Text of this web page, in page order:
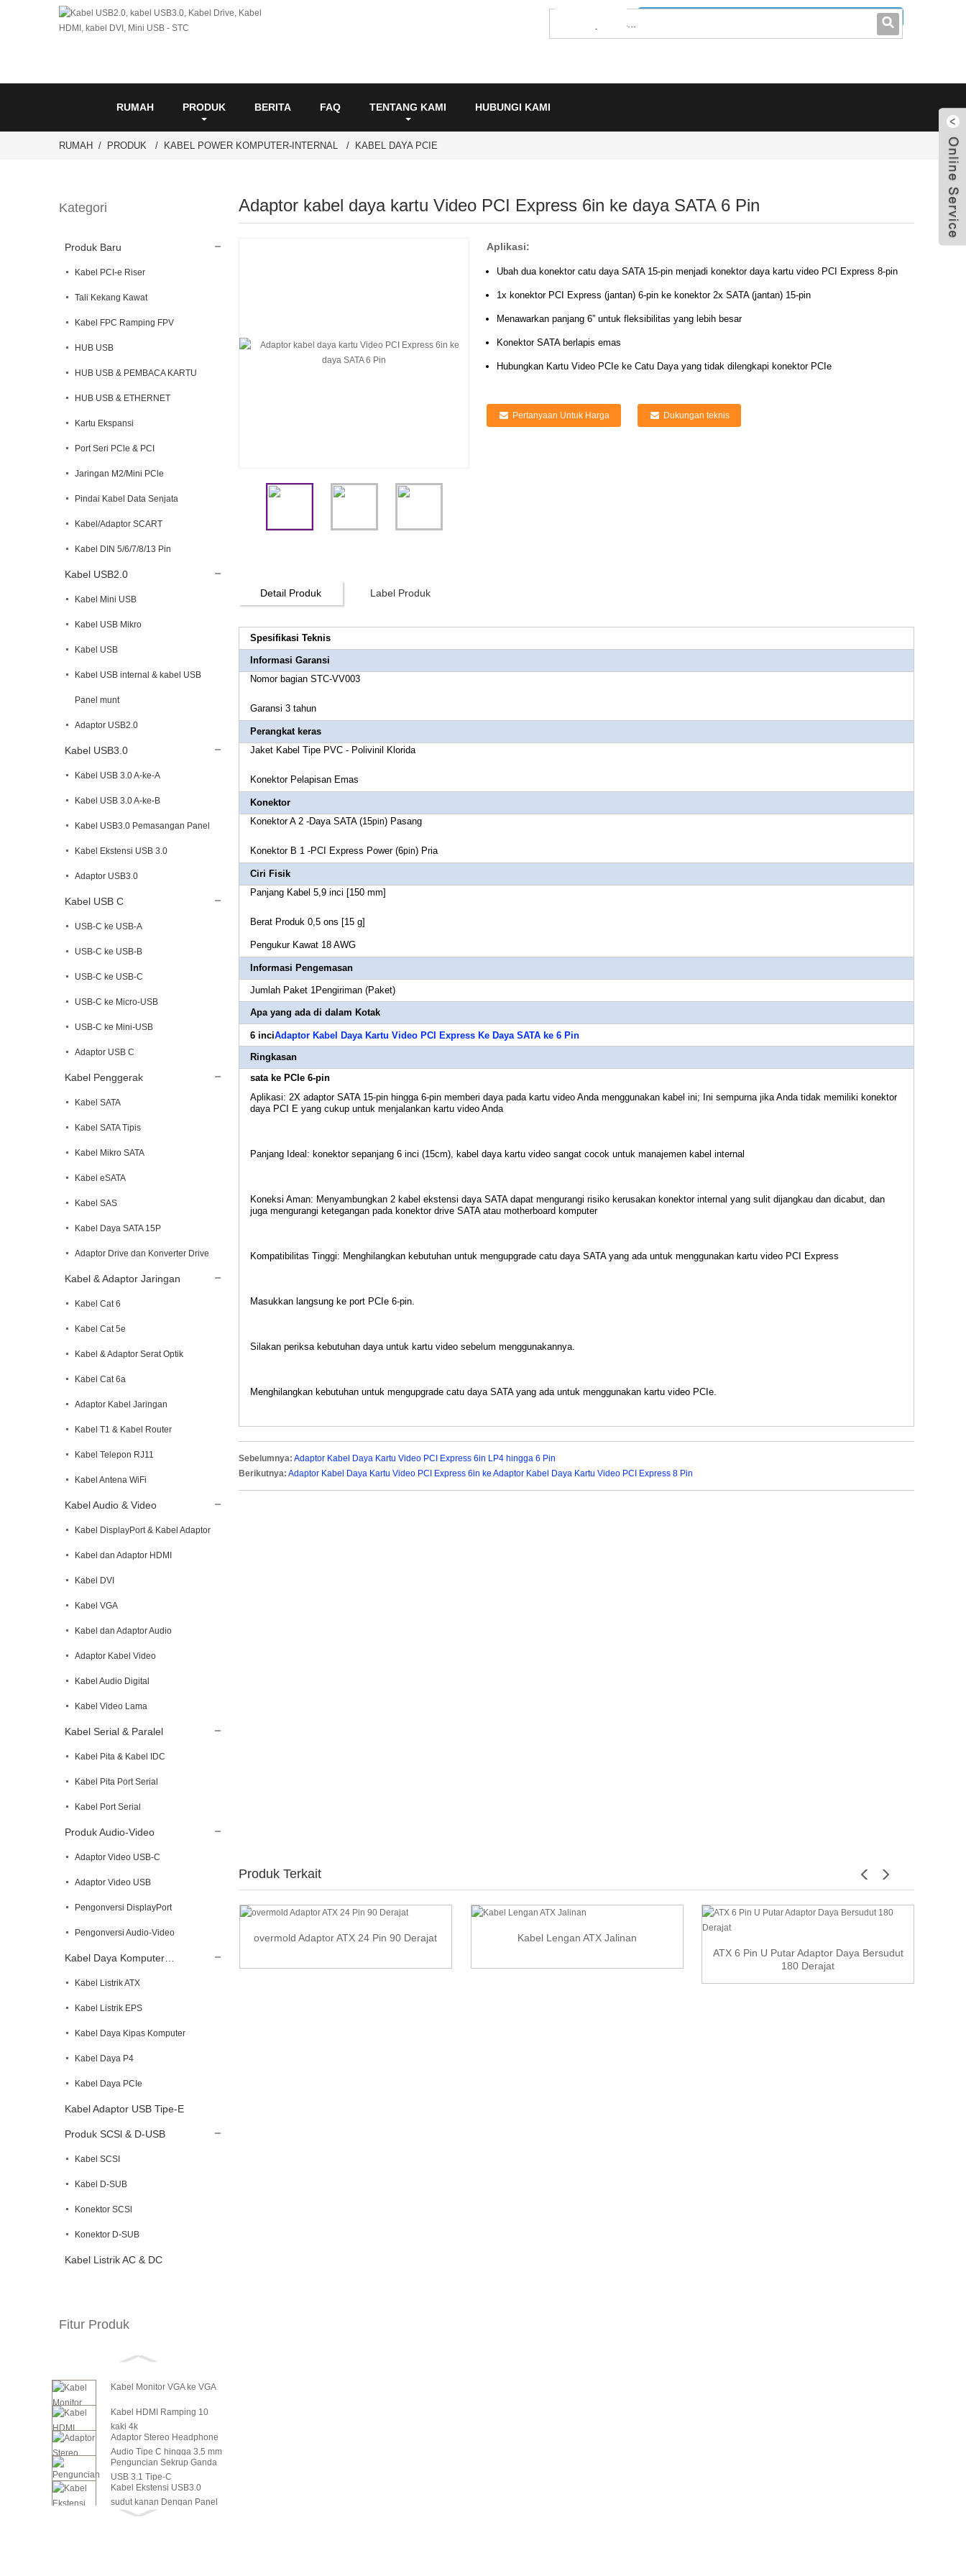
0086-0755-23214701
RUMAH PRODUK BERITA FAQ TENTANG KAMI HUBUNGI KAMI
RUMAH PRODUK KABEL POWER KOMPUTER-INTERNAL KABEL DAYA PCIE
Kategori
Produk Baru
Kabel PCI-e Riser
Tali Kekang Kawat
Kabel FPC Ramping FPV
HUB USB
HUB USB & PEMBACA KARTU
HUB USB & ETHERNET
Kartu Ekspansi
Port Seri PCle & PCI
Jaringan M2/Mini PCle
Pindai Kabel Data Senjata
Kabel/Adaptor SCART
Kabel DIN 5/6/7/8/13 Pin
Kabel USB2.0
Kabel Mini USB
Kabel USB Mikro
Kabel USB
Kabel USB internal & kabel USB
Panel munt
Adaptor USB2.0
Kabel USB3.0
Kabel USB 3.0 A-ke-A
Kabel USB 3.0 A-ke-B
Kabel USB3.0 Pemasangan Panel
Kabel Ekstensi USB 3.0
Adaptor USB3.0
Kabel USB C
USB-C ke USB-A
USB-C ke USB-B
USB-C ke USB-C
USB-C ke Micro-USB
USB-C ke Mini-USB
Adaptor USB C
Kabel Penggerak
Kabel SATA
Kabel SATA Tipis
Kabel Mikro SATA
Kabel eSATA
Kabel SAS
Kabel Daya SATA 15P
Adaptor Drive dan Konverter Drive
Kabel & Adaptor Jaringan
Kabel Cat 6
Kabel Cat 5e
Kabel & Adaptor Serat Optik
Kabel Cat 6a
Adaptor Kabel Jaringan
Kabel T1 & Kabel Router
Kabel Telepon RJ11
Kabel Antena WiFi
Kabel Audio & Video
Kabel DisplayPort & Kabel Adaptor
Kabel dan Adaptor HDMI
Kabel DVI
Kabel VGA
Kabel dan Adaptor Audio
Adaptor Kabel Video
Kabel Audio Digital
Kabel Video Lama
Kabel Serial & Paralel
Kabel Pita & Kabel IDC
Kabel Pita Port Serial
Kabel Port Serial
Produk Audio-Video
Adaptor Video USB-C
Adaptor Video USB
Pengonversi DisplayPort
Pengonversi Audio-Video
Kabel Daya Komputer…
Kabel Listrik ATX
Kabel Listrik EPS
Kabel Daya Kipas Komputer
Kabel Daya P4
Kabel Daya PCIe
Kabel Adaptor USB Tipe-E
Produk SCSl & D-USB
Kabel SCSI
Kabel D-SUB
Konektor SCSl
Konektor D-SUB
Kabel Listrik AC & DC
Fitur Produk
Kabel Monitor VGA ke VGA
Kabel HDMI Ramping 10
kaki 4k
Adaptor Stereo Headphone
Audio Tipe C hingga 3,5 mm
Penguncian Sekrup Ganda
USB 3.1 Tipe-C
Kabel Ekstensi USB3.0
sudut kanan Dengan Panel
Sekrup ...
Daya SATA 6in ke Daya
Adaptor kabel daya kartu Video PCI Express 6in ke daya SATA 6 Pin
Aplikasi:
Ubah dua konektor catu daya SATA 15-pin menjadi konektor daya kartu video PCI Express 8-pin
1x konektor PCI Express (jantan) 6-pin ke konektor 2x SATA (jantan) 15-pin
Menawarkan panjang 6” untuk fleksibilitas yang lebih besar
Konektor SATA berlapis emas
Hubungkan Kartu Video PCIe ke Catu Daya yang tidak dilengkapi konektor PCIe
Pertanyaan Untuk Harga Dukungan teknis
Detail Produk Label Produk
Spesifikasi Teknis
Informasi Garansi
Nomor bagian STC-VV003
Garansi 3 tahun
Perangkat keras
Jaket Kabel Tipe PVC - Polivinil Klorida
Konektor Pelapisan Emas
Konektor
Konektor A 2 -Daya SATA (15pin) Pasang
Konektor B 1 -PCI Express Power (6pin) Pria
Ciri Fisik
Panjang Kabel 5,9 inci [150 mm]
Berat Produk 0,5 ons [15 g]
Pengukur Kawat 18 AWG
Informasi Pengemasan
Jumlah Paket 1Pengiriman (Paket)
Apa yang ada di dalam Kotak
6 inciAdaptor Kabel Daya Kartu Video PCI Express Ke Daya SATA ke 6 Pin
Ringkasan
sata ke PCIe 6-pin
Aplikasi: 2X adaptor SATA 15-pin hingga 6-pin memberi daya pada kartu video Anda menggunakan kabel ini; Ini sempurna jika Anda tidak memiliki konektor
daya PCI E yang cukup untuk menjalankan kartu video Anda
Panjang Ideal: konektor sepanjang 6 inci (15cm), kabel daya kartu video sangat cocok untuk manajemen kabel internal
Koneksi Aman: Menyambungkan 2 kabel ekstensi daya SATA dapat mengurangi risiko kerusakan konektor internal yang sulit dijangkau dan dicabut, dan
juga mengurangi ketegangan pada konektor drive SATA atau motherboard komputer
Kompatibilitas Tinggi: Menghilangkan kebutuhan untuk mengupgrade catu daya SATA yang ada untuk menggunakan kartu video PCI Express
Masukkan langsung ke port PCIe 6-pin.
Silakan periksa kebutuhan daya untuk kartu video sebelum menggunakannya.
Menghilangkan kebutuhan untuk mengupgrade catu daya SATA yang ada untuk menggunakan kartu video PCIe.
Sebelumnya: Adaptor Kabel Daya Kartu Video PCI Express 6in LP4 hingga 6 Pin
Berikutnya: Adaptor Kabel Daya Kartu Video PCI Express 6in ke Adaptor Kabel Daya Kartu Video PCI Express 8 Pin
Produk Terkait
Daya SATA 6in ke Kartu Video PCI Express 8
Pin ...
overmold Adaptor ATX 24 Pin 90 Derajat
Kabel Lengan ATX Jalinan
ATX 6 Pin U Putar Adaptor Daya Bersudut
180 Derajat